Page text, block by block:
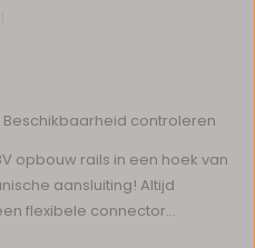
Beschikbaarheid controleren
opbouw rails in een hoek van
aansluiting! Altijd
flexibele connector...